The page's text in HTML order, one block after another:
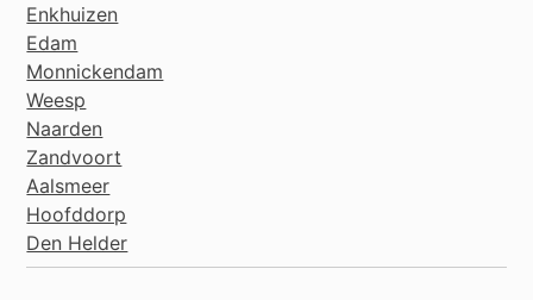
Enkhuizen
Edam
Monnickendam
Weesp
Naarden
Zandvoort
Aalsmeer
Hoofddorp
Den Helder